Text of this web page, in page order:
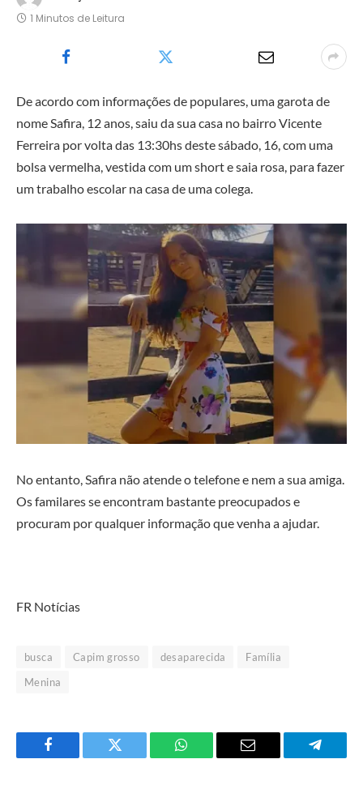
1 Minutos de Leitura
De acordo com informações de populares, uma garota de
nome Safira, 12 anos, saiu da sua casa no bairro Vicente
Ferreira por volta das 13:30hs deste sábado, 16, com uma
bolsa vermelha, vestida com um short e saia rosa, para fazer
um trabalho escolar na casa de uma colega.
No entanto, Safira não atende o telefone e nem a sua amiga.
Os familares se encontram bastante preocupados e
procuram por qualquer informação que venha a ajudar.
FR Notícias
busca Capim grosso desaparecida
Família
Menina
Facebook Twitter
O
E-